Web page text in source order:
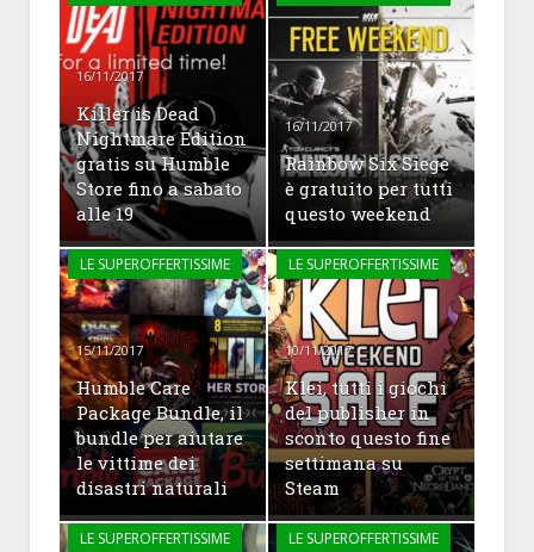
16/11/2017
Killer is Dead
Nightmare Edition
gratis su Humble
Store fino a sabato
alle 19
16/11/2017
Rainbow Six Siege
è gratuito per tutti
questo weekend
LE SUPEROFFERTISSIME
15/11/2017
Humble Care
Package Bundle, il
bundle per aiutare
le vittime dei
disastri naturali
LE SUPEROFFERTISSIME
10/11/2017
Klei, tutti i giochi
del publisher in
sconto questo fine
settimana su
Steam
LE SUPEROFFERTISSIME LE SUPEROFFERTISSIME